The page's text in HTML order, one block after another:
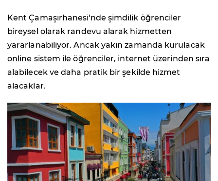
Kent Çamaşırhanesi'nde şimdilik öğrenciler
bireysel olarak randevu alarak hizmetten
yararlanabiliyor. Ancak yakın zamanda kurulacak
online sistem ile öğrenciler, internet üzerinden sıra
alabilecek ve daha pratik bir şekilde hizmet
alacaklar.